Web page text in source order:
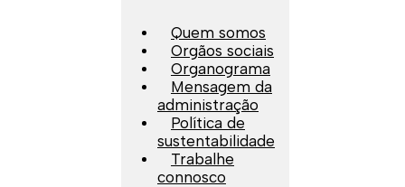
Quem somos
Orgãos sociais
Organograma
Mensagem da
administração
Política de
sustentabilidade
Trabalhe
connosco